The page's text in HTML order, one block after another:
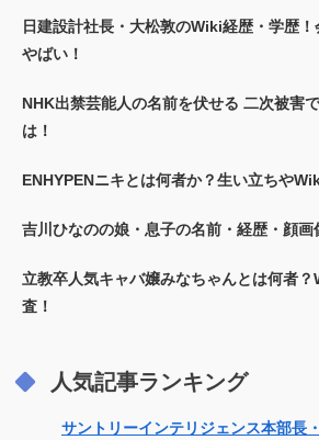
日建設計社長・大松敦のWiki経歴・学歴
やばい！
NHK出禁芸能人の名前を伏せる 二次被害
は！
ENHYPENニキとは何者か？生い立ちや
吉川ひなのの娘・息子の名前・経歴・顔画
立教卒人気キャバ嬢みなちゃんとは何者
査！
人気記事ランキング
サントリーインテリジェンス本部長